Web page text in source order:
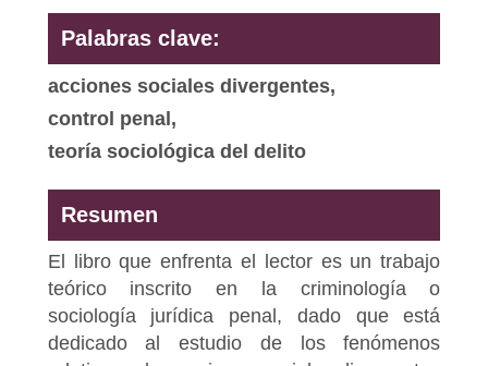
Palabras clave:
acciones sociales divergentes,
control penal,
teoría sociológica del delito
Resumen
El libro que enfrenta el lector es un trabajo
teórico inscrito en la criminología o
sociología jurídica penal, dado que está
dedicado al estudio de los fenómenos